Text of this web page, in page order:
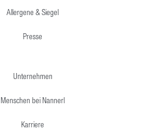
Allergene & Siegel
Presse
Unternehmen
Menschen bei Nannerl
Karriere